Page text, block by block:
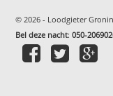
© 2026 - Loodgieter
Bel deze nacht:050-